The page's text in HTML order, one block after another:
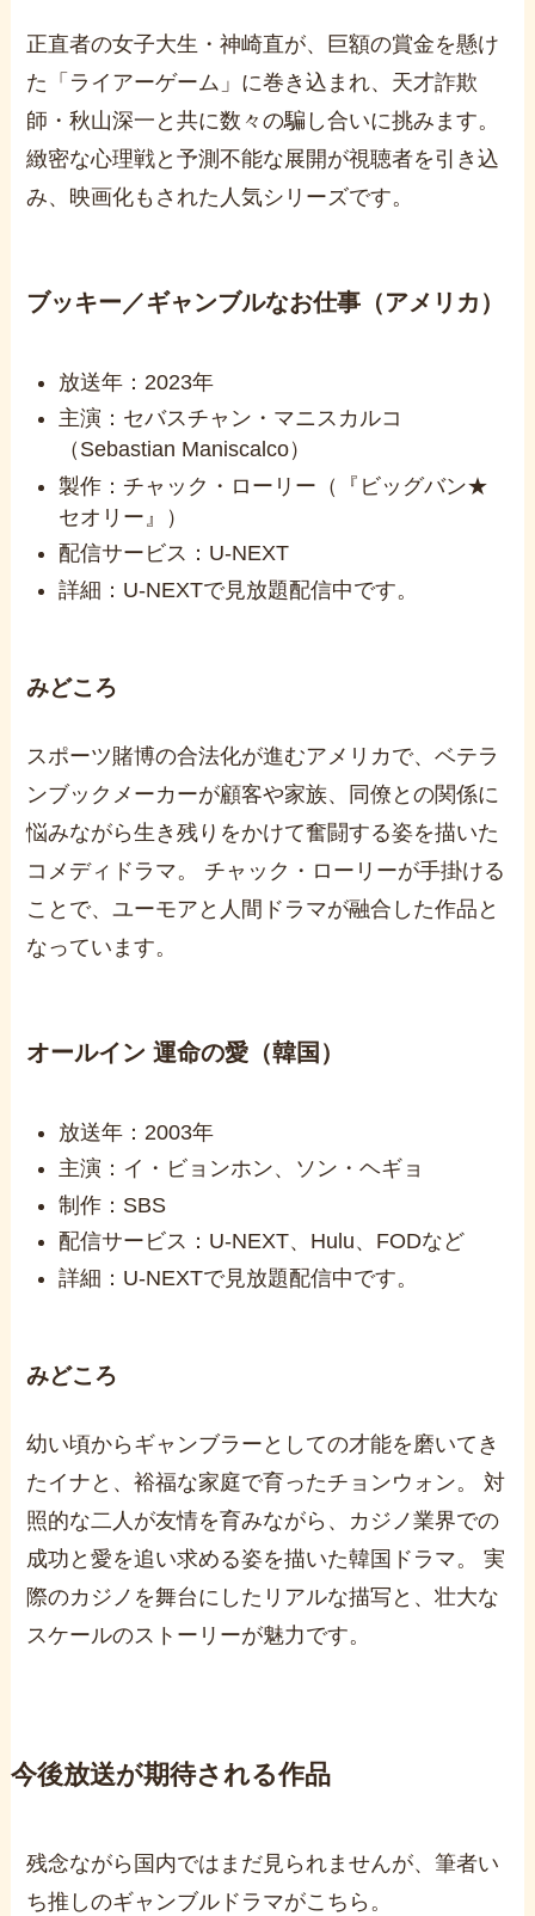
正直者の女子大生・神崎直が、巨額の賞金を懸け
た「ライアーゲーム」に巻き込まれ、天才詐欺
師・秋山深一と共に数々の騙し合いに挑みます。
緻密な心理戦と予測不能な展開が視聴者を引き込
み、映画化もされた人気シリーズです。
ブッキー／ギャンブルなお仕事（アメリカ）
放送年：2023年
主演：セバスチャン・マニスカルコ
（Sebastian Maniscalco）
製作：チャック・ローリー（『ビッグバン★
セオリー』）
配信サービス：U-NEXT
詳細：U-NEXTで見放題配信中です。
みどころ
スポーツ賭博の合法化が進むアメリカで、ベテラ
ンブックメーカーが顧客や家族、同僚との関係に
悩みながら生き残りをかけて奮闘する姿を描いた
コメディドラマ。 チャック・ローリーが手掛ける
ことで、ユーモアと人間ドラマが融合した作品と
なっています。
オールイン 運命の愛（韓国）
放送年：2003年
主演：イ・ビョンホン、ソン・ヘギョ
制作：SBS
配信サービス：U-NEXT、Hulu、FODなど
詳細：U-NEXTで見放題配信中です。
みどころ
幼い頃からギャンブラーとしての才能を磨いてき
たイナと、裕福な家庭で育ったチョンウォン。 対
照的な二人が友情を育みながら、カジノ業界での
成功と愛を追い求める姿を描いた韓国ドラマ。 実
際のカジノを舞台にしたリアルな描写と、壮大な
スケールのストーリーが魅力です。
今後放送が期待される作品
残念ながら国内ではまだ見られませんが、筆者い
ち推しのギャンブルドラマがこちら。